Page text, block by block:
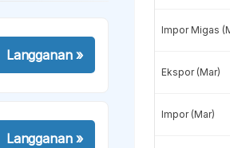
Langganan»
Langganan»
Impor Migas
Ekspor (Mar)
Impor (Mar)